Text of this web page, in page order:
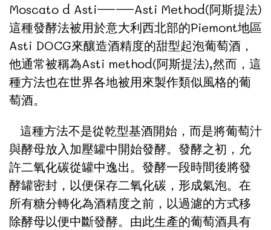
Moscato d Asti——Asti Method(阿斯提法)
這種發酵法被用於意大利西北部的Piemont地區
Asti DOCG來釀造酒精度的甜型起泡葡萄酒，
他通常被稱為Asti method(阿斯提法),然而，這
種方法也在世界各地被用來製作類似風格的葡
萄酒。
這種方法不是從乾型基酒開始，而是將葡萄汁
與酵母放入加壓罐中開始發酵。發酵之初，允
許二氧化碳從罐中逸出。發酵一段時間後將發
酵罐密封，以便保存二氧化碳，形成氣泡。在
所有糖分轉化為酒精度之前，以過濾的方式移
除酵母以便中斷發酵。由此生產的葡萄酒具有